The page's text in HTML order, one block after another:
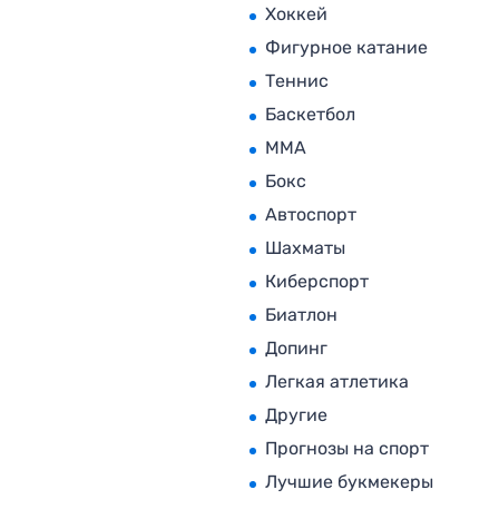
Хоккей
Фигурное катание
Теннис
Баскетбол
MMA
Бокс
Автоспорт
Шахматы
Киберспорт
Биатлон
Допинг
Легкая атлетика
Другие
Прогнозы на спорт
Лучшие букмекеры